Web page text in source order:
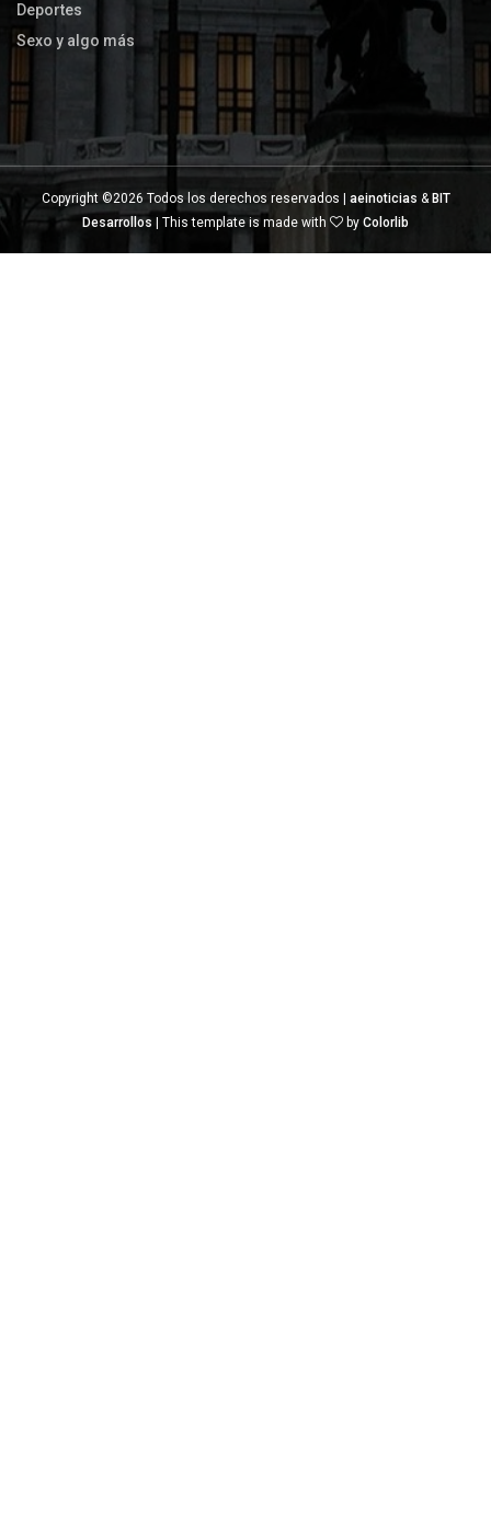
Deportes
Sexo y algo más
Copyright ©2026 Todos los derechos reservados | aeinoticias & BIT
Desarrollos | This template is made with by Colorlib